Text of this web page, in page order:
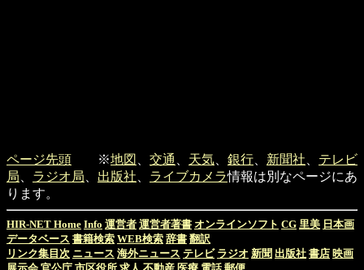
ページ先頭 ※地図 交通 天気 銀行 新聞社
テレビ
局
ラジオ局 出版社 ライブカメラ情報は別なページにあ
ります。
HIR-NET Home Info 運営者 運営者著書 オンラインソフト CG 里美 日本画
データベース 書籍検索 WEB検索 辞書 翻訳
リンク集目次 ニュース 海外ニュース テレビ ラジオ 新聞 出版社 書店 映画